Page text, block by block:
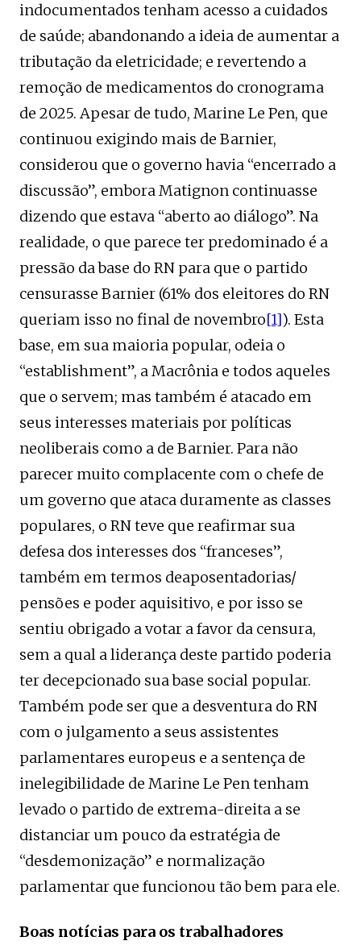
indocumentados tenham acesso a cuidados
de saúde; abandonando a ideia de aumentar a
tributação da eletricidade; e revertendo a
remoção de medicamentos do cronograma
de 2025. Apesar de tudo, Marine Le Pen, que
continuou exigindo mais de Barnier,
considerou que o governo havia “encerrado a
discussão”, embora Matignon continuasse
dizendo que estava “aberto ao diálogo”. Na
realidade, o que parece ter predominado é a
pressão da base do RN para que o partido
censurasse Barnier (61% dos eleitores do RN
queriam isso no final de novembro[1]). Esta
base, em sua maioria popular, odeia o
“establishment”, a Macrônia e todos aqueles
que o servem; mas também é atacado em
seus interesses materiais por políticas
neoliberais como a de Barnier. Para não
parecer muito complacente com o chefe de
um governo que ataca duramente as classes
populares, o RN teve que reafirmar sua
defesa dos interesses dos “franceses”,
também em termos deaposentadorias/
pensões e poder aquisitivo, e por isso se
sentiu obrigado a votar a favor da censura,
sem a qual a liderança deste partido poderia
ter decepcionado sua base social popular.
Também pode ser que a desventura do RN
com o julgamento a seus assistentes
parlamentares europeus e a sentença de
inelegibilidade de Marine Le Pen tenham
levado o partido de extrema-direita a se
distanciar um pouco da estratégia de
“desdemonização” e normalização
parlamentar que funcionou tão bem para ele.
Boas notícias para os trabalhadores